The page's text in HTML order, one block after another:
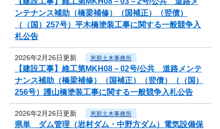
ンテナンス補助（橋梁補修）（国補正）（翌債）
（（国）257号）平木橋塗装工事に関する一般競争入
札公告
2026年2月26日更新 恵那土木事務所
【建設工事】維工第MKH08－02号/公共 道路メンテ
ナンス補助（橋梁補修）（国補正）（翌債）（（国）
256号）護山橋塗装工事に関する一般競争入札公告
2026年2月26日更新 恵那土木事務所
県単 ダム管理（岩村ダム・中野方ダム）電気設備保